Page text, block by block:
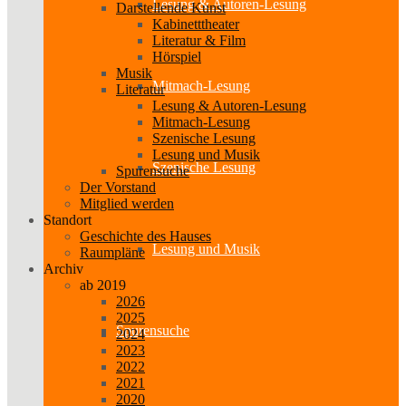
Lesung & Autoren-Lesung
Mitmach-Lesung
Szenische Lesung
Lesung und Musik
Spurensuche
Darstellende Kunst
Kabinetttheater
Literatur & Film
Hörspiel
Musik
Literatur
Lesung & Autoren-Lesung
Mitmach-Lesung
Szenische Lesung
Lesung und Musik
Spurensuche
Der Vorstand
Mitglied werden
Standort
Geschichte des Hauses
Raumpläne
Archiv
ab 2019
2026
2025
2024
2023
2022
2021
2020